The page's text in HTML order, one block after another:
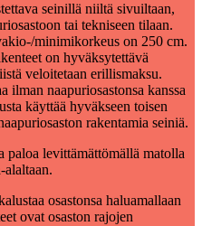
seinillä niiltä sivuiltaan,
tai tekniseen tilaan.
minimikorkeus on 250 cm.
on hyväksytettävä
veloitetaan erillismaksu.
ilman naapuriosastonsa kanssa
käyttää hyväkseen toisen
rakentamia seiniä.
paloa levittämättömällä matolla
osastonsa haluamallaan
ovat osaston rajojen